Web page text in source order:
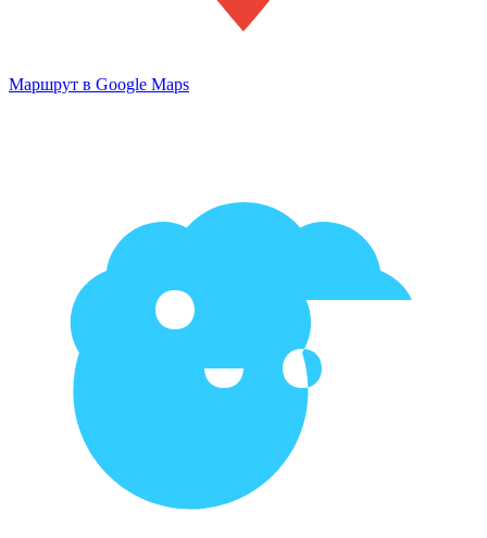
Маршрут в Google Maps